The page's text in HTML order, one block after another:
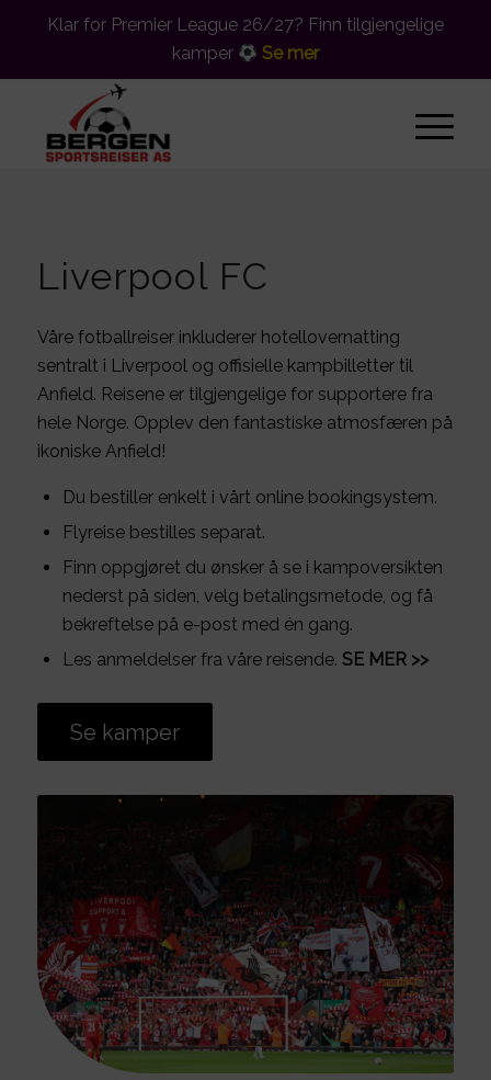
Klar for Premier League 26/27? Finn tilgjengelige
kamper
Se mer
Liverpool FC
Våre fotballreiser inkluderer hotellovernatting
sentralt i Liverpool og offisielle kampbilletter til
Anfield. Reisene er tilgjengelige for supportere fra
hele Norge. Opplev den fantastiske atmosfæren på
ikoniske Anfield!
Du bestiller enkelt i vårt online bookingsystem.
Flyreise bestilles separat.
Finn oppgjøret du ønsker å se i kampoversikten
nederst på siden, velg betalingsmetode, og få
bekreftelse på e-post med én gang.
Les anmeldelser fra våre reisende. SE MER >>
Se kamper